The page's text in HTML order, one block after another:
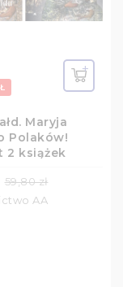
Maryja
Polaków!
2 książek
59,80 zł
AA